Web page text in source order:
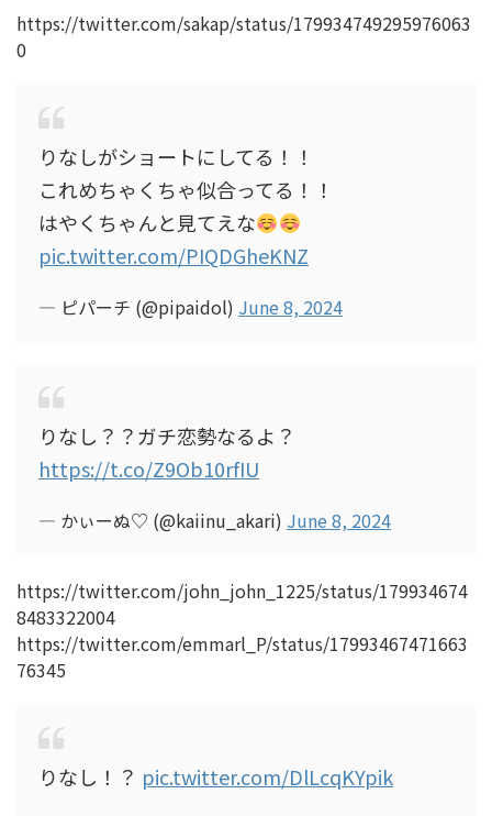
https://twitter.com/sakap/status/179934749295976063
0
りなしがショートにしてる！！
これめちゃくちゃ似合ってる！！
はやくちゃんと見てえな
pic.twitter.com/PIQDGheKNZ
— ピパーチ (@pipaidol) June 8, 2024
りなし？？ガチ恋勢なるよ？
https://t.co/Z9Ob10rfIU
— かぃーぬ♡ (@kaiinu_akari) June 8, 2024
https://twitter.com/john_john_1225/status/179934674
8483322004
https://twitter.com/emmarl_P/status/17993467471663
76345
りなし！？ pic.twitter.com/DlLcqKYpik